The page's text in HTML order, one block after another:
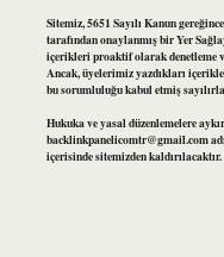
Sitemiz, 5651 Sayılı Kanun
tarafından onaylanmış bir Yer
içerikleri proaktif olarak denetleme
Ancak, üyelerimiz yazdıkları
bu sorumluluğu kabul etmiş
Hukuka ve yasal düzenlemelere
backlinkpanelicomtr@gmail.com
içerisinde sitemizden kaldırılacaktır.